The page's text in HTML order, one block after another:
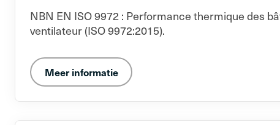
NBN EN ISO 9972 : Performance thermique des
ventilateur (ISO 9972:2015).
Meer informatie